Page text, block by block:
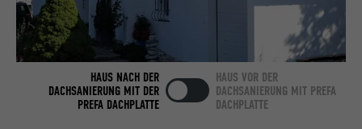
HAUS NACH DER
DACHSANIERUNG MIT DER
PREFA DACHPLATTE
HAUS VOR DER
DACHSANIERUNG MIT PREFA
DACHPLATTE
Zweck
Verwendet vom Social-Networking-Dienst
LinkedIn für die Verfolgung der
Verwendung von eingebetteten
Dienstleistungen.